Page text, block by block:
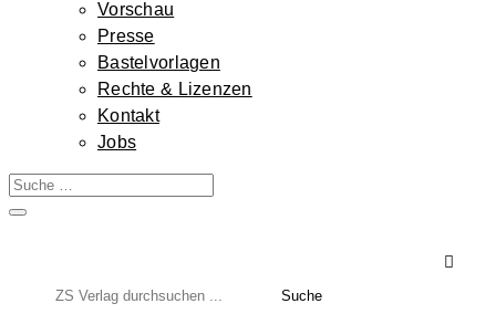
Vorschau
Presse
Bastelvorlagen
Rechte & Lizenzen
Kontakt
Jobs

nach: